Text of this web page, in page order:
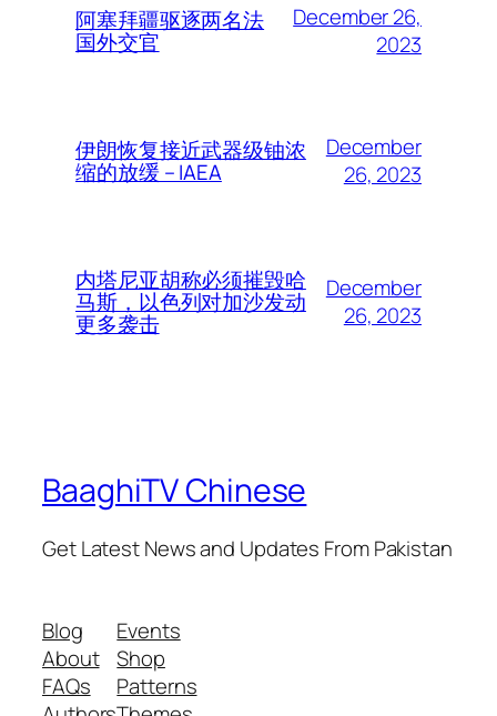
阿塞拜疆驱逐两名法
国外交官
December 26,
2023
伊朗恢复接近武器级铀浓
缩的放缓 – IAEA
December
26, 2023
内塔尼亚胡称必须摧毁哈
马斯，以色列对加沙发动
更多袭击
December
26, 2023
BaaghiTV Chinese
Get Latest News and Updates From Pakistan
Blog
About
FAQs
Events
Shop
Patterns